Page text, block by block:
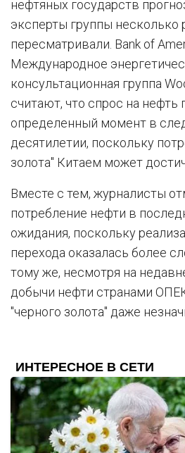
нефтяных государств
эксперты группы несколько
пересматривали. Bank of
Международное
консультационная группа
считают, что спрос на нефть
определенный момент в
десятилетии, поскольку
золота" Китаем может
Вместе с тем, журналисты
потребление нефти в
ожидания, поскольку
перехода оказалась более
тому же, несмотря на
добычи нефти странами
"черного золота" даже